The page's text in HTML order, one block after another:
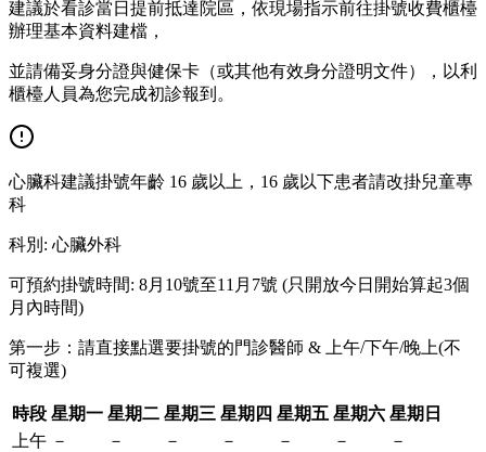
建議於看診當日提前抵達院區，依現場指示前往掛號收費櫃檯
辦理基本資料建檔，
並請備妥身分證與健保卡（或其他有效身分證明文件），以利
櫃檯人員為您完成初診報到。
心臟科建議掛號年齡 16 歲以上，16 歲以下患者請改掛兒童專
科
科別 : 心臟外科
可預約掛號時間: 8月10號至11月7號 (只開放今日開始算起3個
月內時間)
第一步：請直接點選要掛號的門診醫師 & 上午/下午/晚上(不
可複選)
時段 星期一 星期二 星期三 星期四 星期五 星期六 星期日
上午 － － － － － －
－